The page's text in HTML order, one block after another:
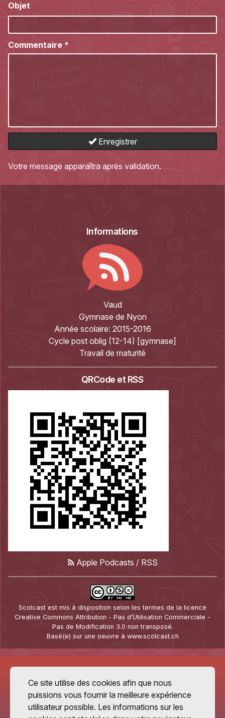
Objet
Commentaire *
Enregistrer
Votre message apparaîtra après validation.
Informations
Vaud
Gymnase de Nyon
Année scolaire: 2015-2016
Cycle post oblig (12-14) [gymnase]
Travail de maturité
QRCode et RSS
Apple Podcasts/ RSS
Scolcast est mis à disposition selon les termes de la licence
Creative Commons Attribution - Pas d’Utilisation Commerciale -
Pas de Modification 3.0 non transposé.
Basé(e) sur une oeuvre à www.scolcast.ch
Ce site utilise des cookies afin que nous
puissions vous fournir la meilleure expérience
utilisateur possible. Les informations sur les